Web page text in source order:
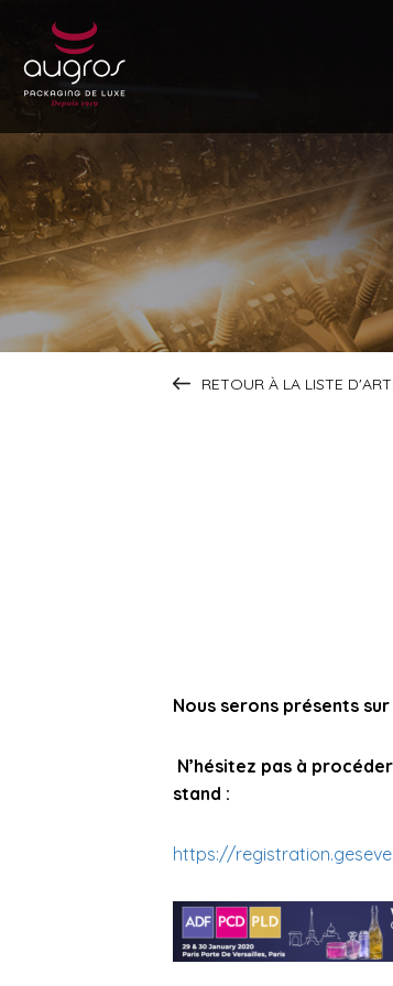
RETOUR À LA LISTE
Nous serons présents
N’hésitez pas à
stand :
https://